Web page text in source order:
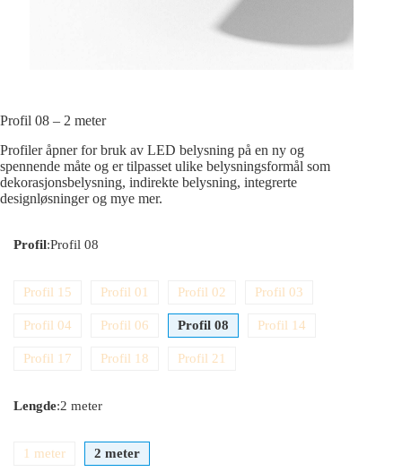
Profil 08 – 2 meter
Profiler åpner for bruk av LED belysning på en ny og
spennende måte og er tilpasset ulike belysningsformål som
dekorasjonsbelysning, indirekte belysning, integrerte
designløsninger og mye mer.
Profil:Profil 08
Profil 15 Profil 01 Profil 02 Profil 03
Profil 04 Profil 06 Profil 08 Profil 14
Profil 17 Profil 18 Profil 21
Lengde:2 meter
1 meter 2 meter